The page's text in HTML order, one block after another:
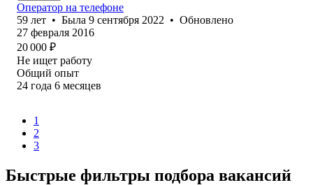
Оператор на телефоне
59 лет • Была 9 сентября 2022 • Обновлено
27 февраля 2016
20 000 ₽
Не ищет работу
Общий опыт
24 года 6 месяцев
1
2
3
Быстрые фильтры подбора вакансий